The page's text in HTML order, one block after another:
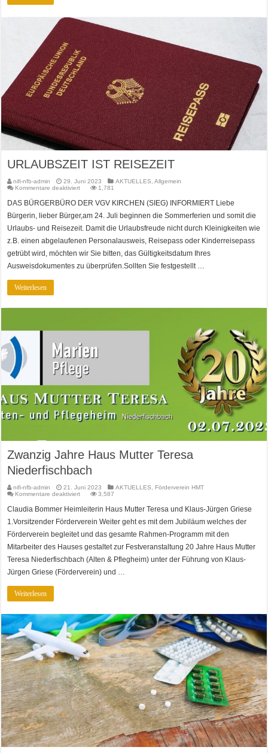
URLAUBSZEIT IST REISEZEIT
nifi-nfb-admin 29. Juni 2023 AKTUELLES ,Allgemein
Kommentare deaktiviertfür
IST
REISEZEIT
1,781
DAS BÜRGERBÜRO DER VGV KIRCHEN (SIEG) INFORMIERT Liebe
Bürgerin, lieber Bürger,am 24. Juli beginnen die Sommerferien und somit die
Urlaubs- und Reisezeit. Damit die Urlaubsfreude nicht durch Kleinigkeiten wie
z.B. einen abgelaufenen Personalausweis, Reisepass oder Kinderreisepass
getrübt wird, möchten wir Sie bitten, das Gültigkeitsdatum Ihres
Ausweisdokumentes zu überprüfen.Sollten Sie festgestellt …
Weiterlesen
Zwanzig Jahre Haus Mutter Teresa
Niederfischbach
nifi-nfb-admin 21. Juni 2023 AKTUELLES
Förderverein HMT
Kommentare deaktiviertfür
Jahre
Haus
Mutter
Teresa
Niederfischbach
3,587
Claudia Bommer Heimleiterin Haus Mutter Teresa und Klaus-Jürgen Griese
1.Vorsitzender Förderverein Weiter geht es mit dem Jubiläum welches der
Förderverein begleitet und das gesamte Rahmen-Programm mit den
Mitarbeiter des Hauses gestaltet zur Festveranstaltung 20 Jahre Haus Mutter
Teresa Niederfischbach (Alten & Pflegheim) unter der Führung von Klaus-
Jürgen Griese (Förderverein) und …
Weiterlesen